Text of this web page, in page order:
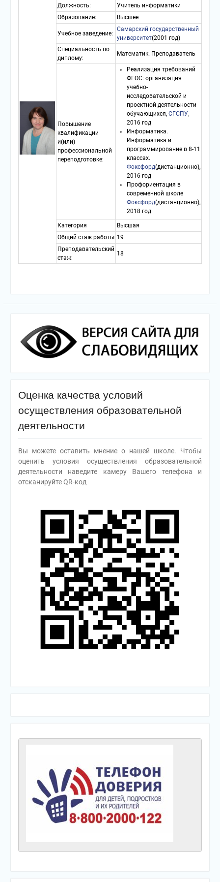
Должность:
Учитель информатики
Образование:
Высшее
Учебное заведение:
Самарский государственный
университет(2001 год)
Специальность по
диплому:
Математик. Преподаватель
Повышение
квалификации
и(или)
профессиональной
переподготовке:
Реализация требований
ФГОС: организация
учебно-
исследовательской и
проектной деятельности
обучающихся, СГСПУ,
2016 год
Информатика.
Информатика и
программирование в 8-11
классах.
Фоксфорд(дистанционно),
2016 год
Профориентация в
современной школе
Фоксфорд(дистанционно),
2018 год
Категория
Высшая
Общий стаж работы 19
Преподавательский
стаж:
18
Оценка качества условий
осуществления образовательной
деятельности
Вы можете оставить мнение о нашей школе. Чтобы
оценить условия осуществления образовательной
деятельности наведите камеру Вашего телефона и
отсканируйте QR-код